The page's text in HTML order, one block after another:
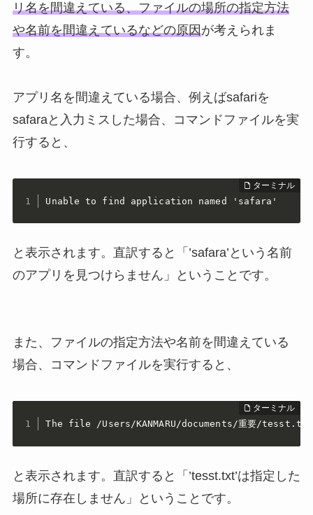
リ名を間違えている、ファイルの場所の指定方法
や名前を間違えているなどの原因が考えられま
す。
アプリ名を間違えている場合、例えばsafariを
safaraと入力ミスした場合、コマンドファイルを実
行すると、
Unable to find application named 'safara'
と表示されます。直訳すると「’safara’という名前
のアプリを見つけらません」ということです。
また、ファイルの指定方法や名前を間違えている
場合、コマンドファイルを実行すると、
The file /Users/KANMARU/documents/重要/
と表示されます。直訳すると「’tesst.txt’は指定した
場所に存在しません」ということです。